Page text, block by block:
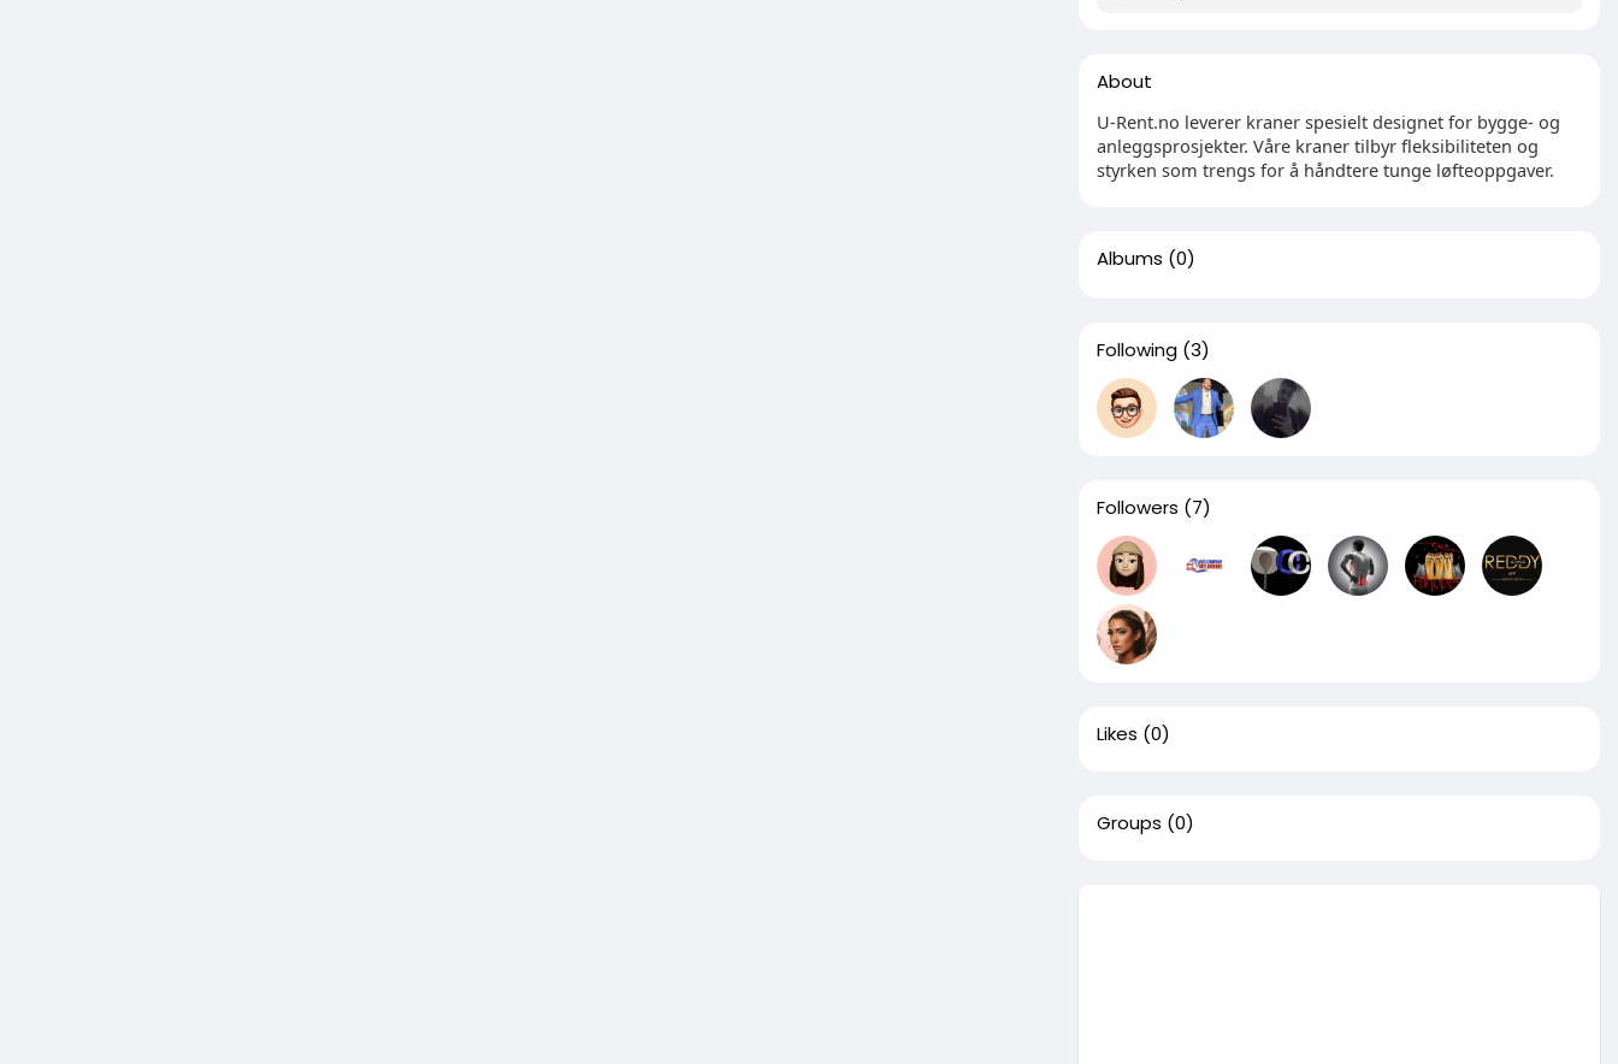
About
U-Rent.no leverer kraner spesielt designet for bygge- og
anleggsprosjekter. Våre kraner tilbyr fleksibiliteten og
styrken som trengs for å håndtere tunge løfteoppgaver.
Albums (0)
Following (3)
Followers (7)
Likes (0)
Groups (0)